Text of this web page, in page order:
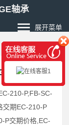
轴承
展开菜单
35M-E
210-P,FB-SC-
交期EC-210-P
P交期价格,EC-